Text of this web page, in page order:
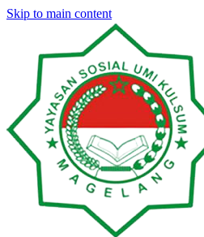
Skip to main content